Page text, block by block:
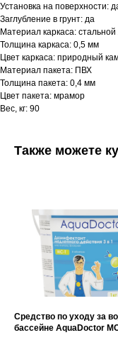
Установка на поверхности:
Заглубление в грунт: да
Материал каркаса:
Толщина каркаса: 0,5 мм
Цвет каркаса: природный
Материал пакета: ПВХ
Толщина пакета: 0,4 мм
Цвет пакета: мрамор
Вес, кг: 90
Также можете
Средство по уходу за
бассейне AquaDoctor